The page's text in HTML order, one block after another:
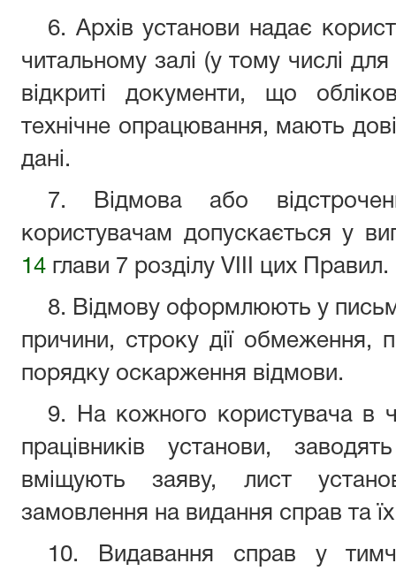
6. Архів установи надає
читальному залі (у тому числі для
відкриті документи, що
технічне опрацювання, мають
дані.
7. Відмова або
користувачам допускається у
14 глави 7 розділу VIII цих Правил.
8. Відмову оформлюють у
причини, строку дії обмеження,
порядку оскарження відмови.
9. На кожного користувача в
працівників установи,
вміщують заяву, лист
замовлення на видання справ та
10. Видавання справ у